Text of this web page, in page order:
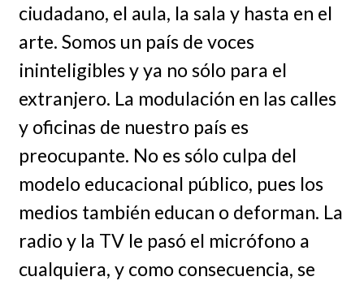
ciudadano, el aula, la sala y hasta en el
arte. Somos un país de voces
ininteligibles y ya no sólo para el
extranjero. La modulación en las calles
y oficinas de nuestro país es
preocupante. No es sólo culpa del
modelo educacional público, pues los
medios también educan o deforman. La
radio y la TV le pasó el micrófono a
cualquiera, y como consecuencia, se